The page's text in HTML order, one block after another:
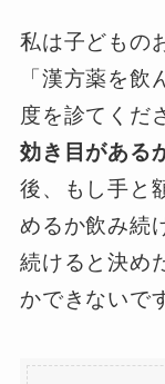
私は子どもの
「漢方薬を
度を診てくだ
効き目がある
後、もし手と
めるか飲み続
続けると決め
かできないで